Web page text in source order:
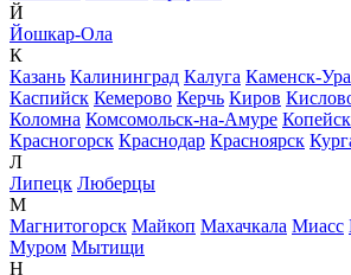
Й
Йошкар-Ола
К
Казань Калининград Калуга Каменск-
Каспийск Кемерово Керчь Киров
Коломна Комсомольск-на-Амуре Копейск
Красногорск Краснодар Красноярск
Л
Липецк Люберцы
М
Магнитогорск Майкоп Махачкала Миасс
Муром Мытищи
Н